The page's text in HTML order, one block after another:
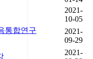
2021-
10-05
통합연구
2021-
09-29
2021-